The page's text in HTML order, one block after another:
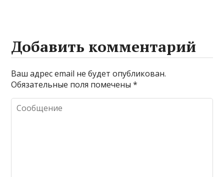
Добавить комментарий
Ваш адрес email не будет опубликован.
Обязательные поля помечены*